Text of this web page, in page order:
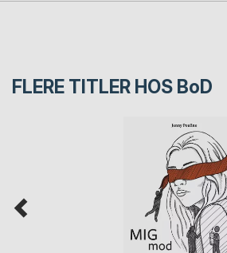
FLERE TITLER HOS BoD